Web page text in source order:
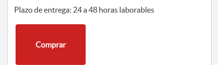
Plazo de entrega: 24 a 48 horas laborables
Comprar